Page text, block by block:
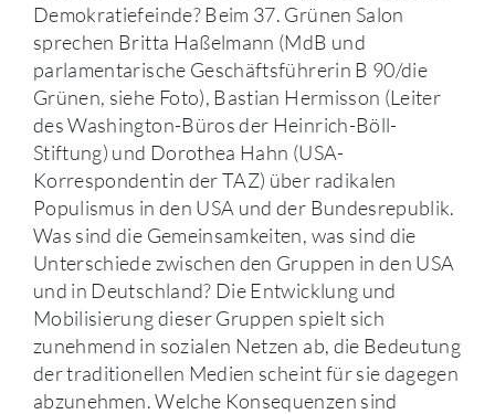
Demokratiefeinde? Beim 37. Grünen Salon
sprechen Britta Haßelmann (MdB und
parlamentarische Geschäftsführerin B 90/die
Grünen, siehe Foto), Bastian Hermisson (Leiter
des Washington-Büros der Heinrich-Böll-
Stiftung) und Dorothea Hahn (USA-
Korrespondentin der TAZ) über radikalen
Populismus in den USA und der Bundesrepublik.
Was sind die Gemeinsamkeiten, was sind die
Unterschiede zwischen den Gruppen in den USA
und in Deutschland? Die Entwicklung und
Mobilisierung dieser Gruppen spielt sich
zunehmend in sozialen Netzen ab, die Bedeutung
der traditionellen Medien scheint für sie dagegen
abzunehmen. Welche Konsequenzen sind